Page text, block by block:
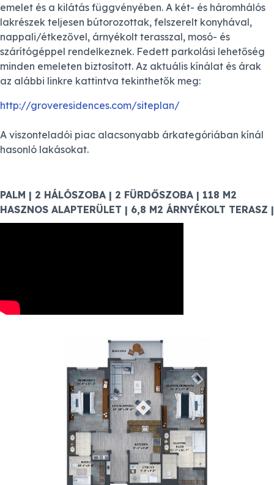
emelet és a kilátás függvényében. A két- és háromhálós
lakrészek teljesen bútorozottak, felszerelt konyhával,
nappali/étkezővel, árnyékolt terasszal, mosó- és
szárítógéppel rendelkeznek. Fedett parkolási lehetőség
minden emeleten biztosított. Az aktuális kínálat és árak
az alábbi linkre kattintva tekinthetők meg:
http://groveresidences.com/siteplan/
A viszonteladói piac alacsonyabb árkategóriában kínál
hasonló lakásokat.
PALM | 2 HÁLÓSZOBA | 2 FÜRDŐSZOBA | 118 M2
HASZNOS ALAPTERÜLET | 6,8 M2 ÁRNYÉKOLT TERASZ |